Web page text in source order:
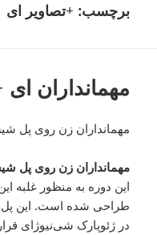
برچسب: +تصاویر ای
مهمانداران ای
مهمانداران زن روی پل شیشه‌ ای با
مهمانداران زن روی پل شیشه‌ ای با
این دوره به منظور غلبه
در ژئوپارک شی‌نیوژای